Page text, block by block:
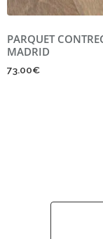
PARQUET
MADRID
73.00€